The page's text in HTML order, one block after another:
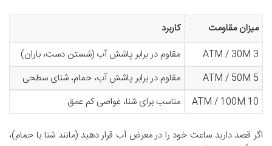
میزان مقاومت
کاربرد
3 ATM / 30M
مقاوم در برابر پاشش آب (شستن دست، باران)
5 ATM / 50M
مقاوم در برابر پاشش آب، حمام، شنای سطحی
10 ATM / 100M
مناسب برای شنا، غواصی کم عمق
اگر قصد دارید ساعت خود را در معرض آب قرار دهید (مانند شنا یا حمام)،